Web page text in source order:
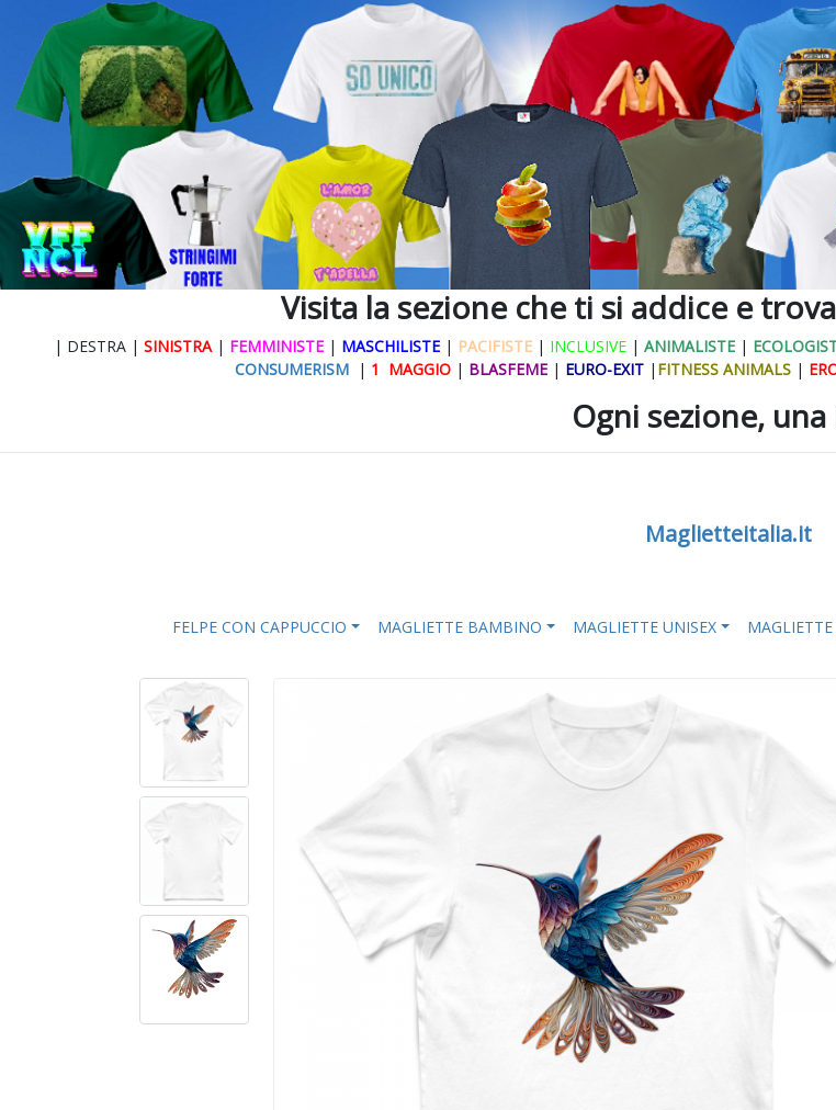
Visita la sezione che ti si addice e
| DESTRA | SINISTRA | FEMMINISTE | MASCHILISTE | PACIFISTE | INCLUSIVE | ANIMALISTE |
CONSUMERISM | 1 MAGGIO | BLASFEME | EURO-EXIT | FITNESS ANIMALS |
Ogni sezione,
Maglietteitalia.it
FELPE CON CAPPUCCIO MAGLIETTE BAMBINO MAGLIETTE UNISEX